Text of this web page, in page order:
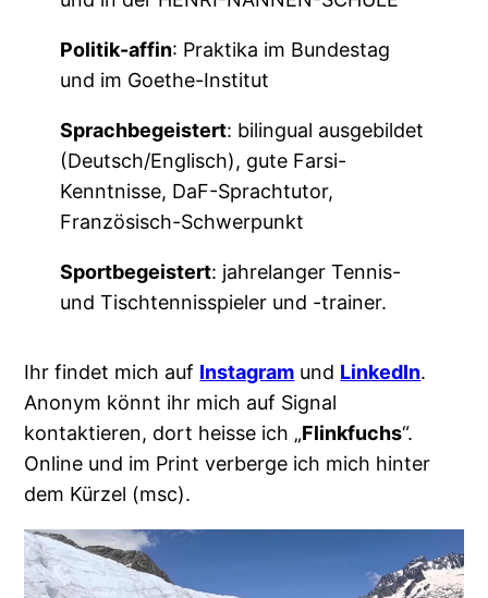
Politik-affin: Praktika im Bundestag
und im Goethe-Institut
Sprachbegeistert: bilingual ausgebildet
(Deutsch/Englisch), gute Farsi-
Kenntnisse, DaF-Sprachtutor,
Französisch-Schwerpunkt
Sportbegeistert: jahrelanger Tennis-
und Tischtennisspieler und -trainer.
Ihr findet mich auf Instagram und LinkedIn.
Anonym könnt ihr mich auf Signal
kontaktieren, dort heisse ich „Flinkfuchs“.
Online und im Print verberge ich mich hinter
dem Kürzel (msc).